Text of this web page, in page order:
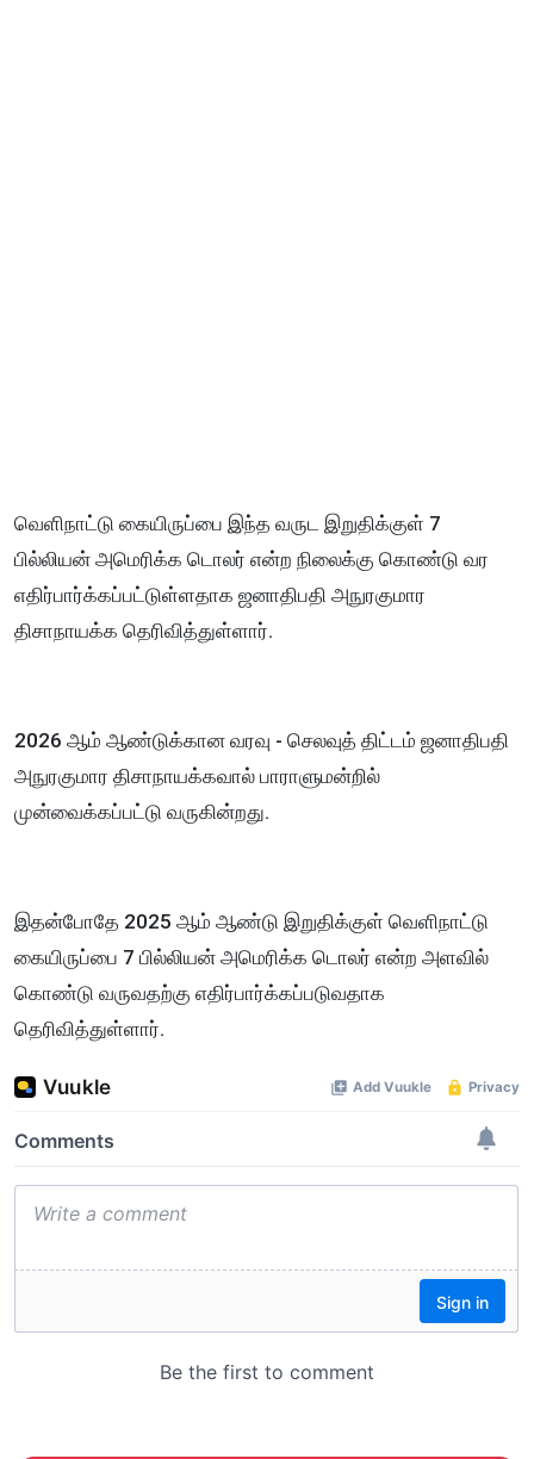
வெளிநாட்டு கையிருப்பை இந்த வருட இறுதிக்குள் 7
பில்லியன் அமெரிக்க டொலர் என்ற நிலைக்கு கொண்டு வர
எதிர்பார்க்கப்பட்டுள்ளதாக ஜனாதிபதி அநுரகுமார
திசாநாயக்க தெரிவித்துள்ளார்.
2026 ஆம் ஆண்டுக்கான வரவு - செலவுத் திட்டம் ஜனாதிபதி
அநுரகுமார திசாநாயக்கவால் பாராளுமன்றில்
முன்வைக்கப்பட்டு வருகின்றது.
இதன்போதே 2025 ஆம் ஆண்டு இறுதிக்குள் வெளிநாட்டு
கையிருப்பை 7 பில்லியன் அமெரிக்க டொலர் என்ற அளவில்
கொண்டு வருவதற்கு எதிர்பார்க்கப்படுவதாக
தெரிவித்துள்ளார்.